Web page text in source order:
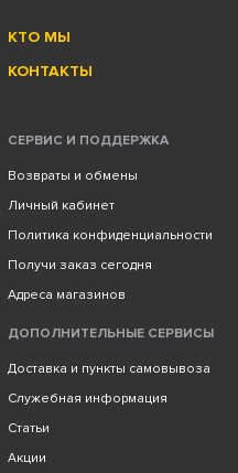
КТО МЫ
КОНТАКТЫ
СЕРВИС И ПОДДЕРЖКА
Возвраты и обмены
Личный кабинет
Политика конфиденциальности
Получи заказ сегодня
Адреса магазинов
ДОПОЛНИТЕЛЬНЫЕ СЕРВИСЫ
Доставка и пункты самовывоза
Служебная информация
Статьи
Акции